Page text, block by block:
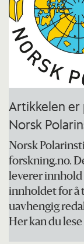
Svalbard
hvalross
skal være
Artikkelen er
Norsk
Norsk
forskning.no.
leverer
innholdet for å
uavhengig
Her kan du